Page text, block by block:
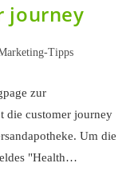
journey
Tipps
zur
die customer journey
Um die
"Health…